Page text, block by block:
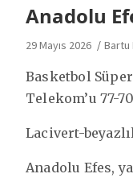
Anadolu
29 Mayıs 2026 Bartu
Basketbol
Telekom’u 77-
Lacivert-
Anadolu Efes,